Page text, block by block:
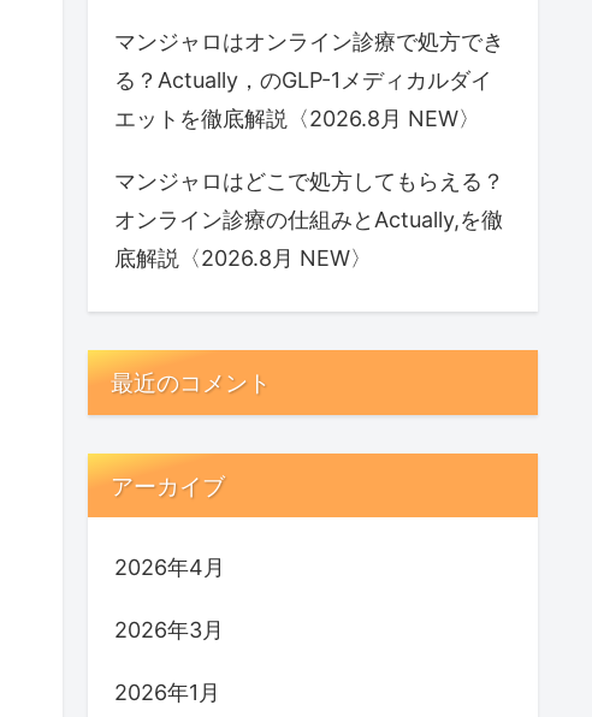
マンジャロはオンライン診療で処方でき
る？Actually，のGLP-1メディカルダイ
エットを徹底解説〈2026.8月 NEW〉
マンジャロはどこで処方してもらえる？
オンライン診療の仕組みとActually,を徹
底解説〈2026.8月 NEW〉
最近のコメント
アーカイブ
2026年4月
2026年3月
2026年1月